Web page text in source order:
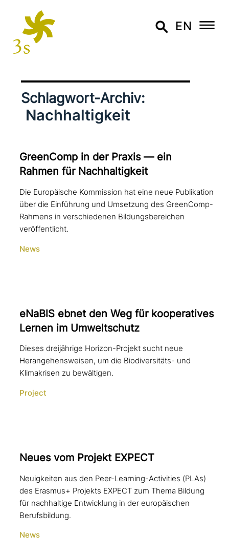
EN
Schlagwort-Archiv:
Nachhaltigkeit
GreenComp in der Praxis — ein
Rahmen für Nachhaltigkeit
Die Europäische Kommission hat eine neue Publikation
über die Einführung und Umsetzung des GreenComp-
Rahmens in verschiedenen Bildungsbereichen
veröffentlicht.
News
eNaBlS ebnet den Weg für koope­ra­ti­ves
Lernen im Umweltschutz
Dieses dreijährige Horizon-Projekt sucht neue
Herangehensweisen, um die Biodiversitäts- und
Klimakrisen zu bewältigen.
Project
Neues vom Projekt EXPECT
Neuigkeiten aus den Peer-Learning-Activities (PLAs)
des Erasmus+ Projekts EXPECT zum Thema Bildung
für nachhaltige Entwicklung in der europäischen
Berufsbildung.
News